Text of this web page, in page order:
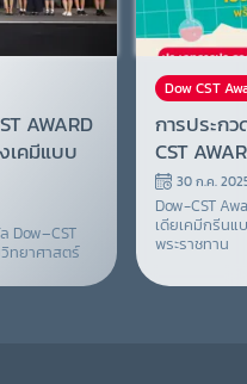
AWARD
เคมีแบบ
Dow–CST
ทยาศาสตร์
Dow CST
การประก
CST
30 ก.ค.
Dow-CST
เดียเคมีกรีนแ
พระราชทาน